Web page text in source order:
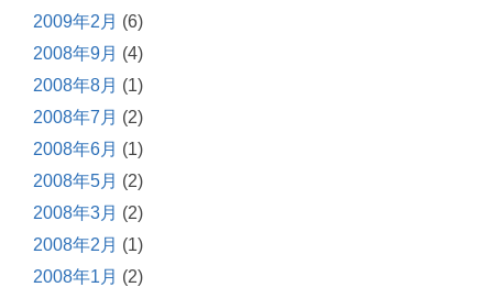
2009年2月 (6)
2008年9月 (4)
2008年8月 (1)
2008年7月 (2)
2008年6月 (1)
2008年5月 (2)
2008年3月 (2)
2008年2月 (1)
2008年1月 (2)